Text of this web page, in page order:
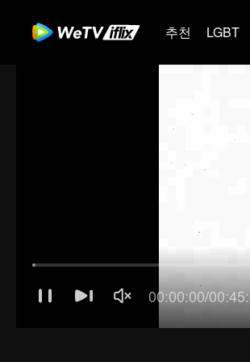
추천 LGBT